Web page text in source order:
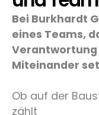
Bei Burkhardt
eines Teams,
Miteinander
Ob auf der
zählt